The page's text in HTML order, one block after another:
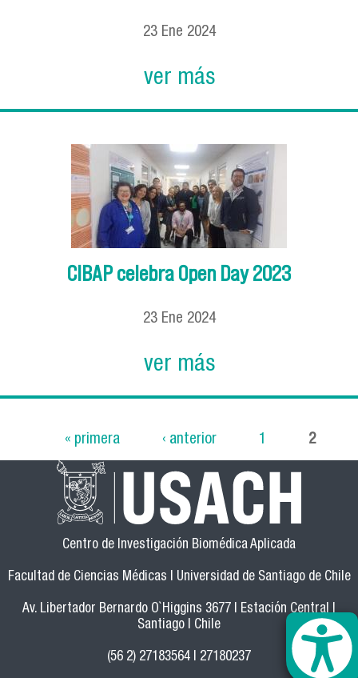
23 Ene 2024
ver más
CIBAP celebra Open Day 2023
23 Ene 2024
ver más
Páginas
« primera ‹ anterior 1 2
Centro de Investigación Biomédica Aplicada
Facultad de Ciencias Médicas | Universidad de Santiago de Chile
Av. Libertador Bernardo O`Higgins 3677 | Estación Central |
Santiago | Chile
(56 2) 27183564 | 27180237